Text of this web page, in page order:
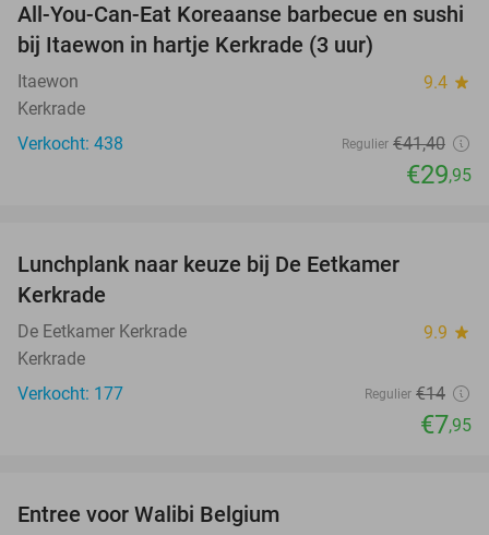
28%
All-You-Can-Eat Koreaanse barbecue en sushi
bij Itaewon in hartje Kerkrade (3 uur)
Itaewon 9.4 star
Kerkrade
Verkocht: 438
Regulier €41,40
€29,95
Lunchplank naar keuze bij De Eetkamer
Kerkrade
De Eetkamer Kerkrade 9.9 star
Kerkrade
Verkocht: 177
Regulier €14
€7,95
Entree voor Walibi Belgium